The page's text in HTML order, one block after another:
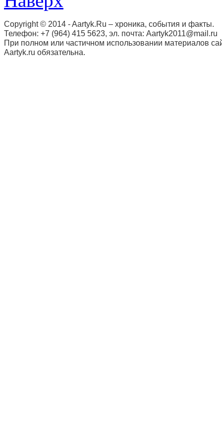
Copyright © 2014 - Aartyk.Ru – хроника, события и факты.
Телефон: +7 (964) 415 5623, эл. почта: Aartyk2011@mail.ru
При полном или частичном использовании материалов
Aartyk.ru oбязательна.